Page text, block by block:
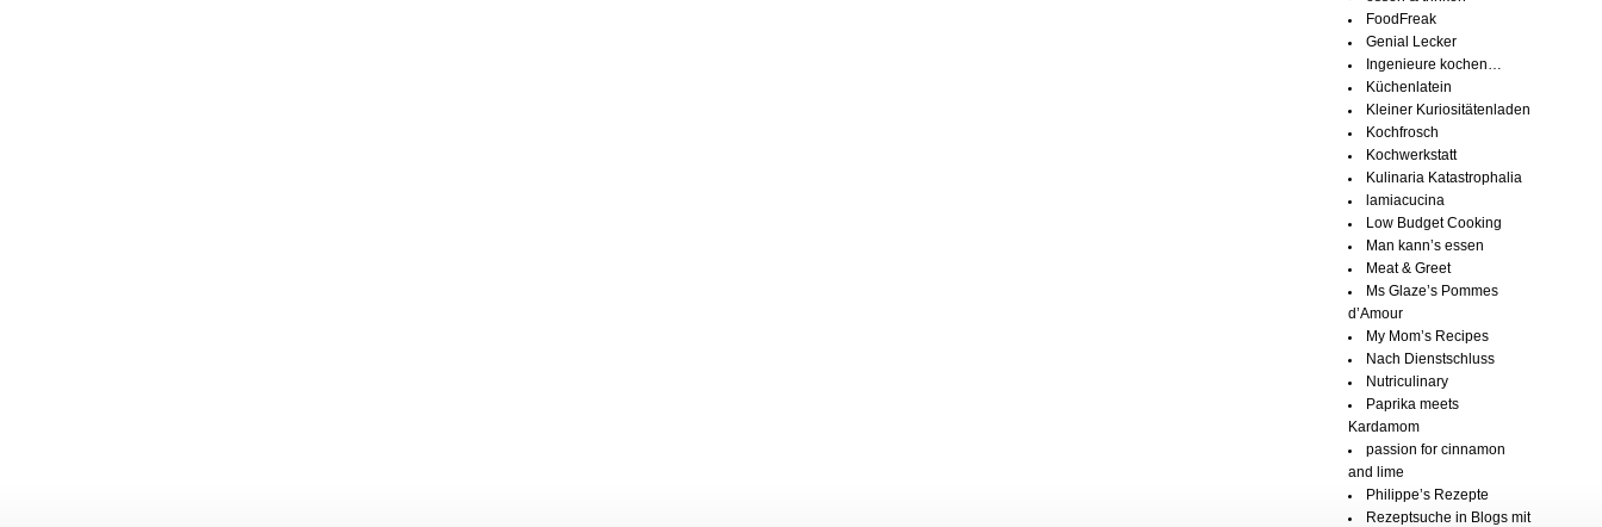
FoodFreak
Genial Lecker
Ingenieure kochen…
Küchenlatein
Kleiner Kuriositätenladen
Kochfrosch
Kochwerkstatt
Kulinaria Katastrophalia
lamiacucina
Low Budget Cooking
Man kann’s essen
Meat & Greet
Ms Glaze’s Pommes
d’Amour
My Mom’s Recipes
Nach Dienstschluss
Nutriculinary
Paprika meets
Kardamom
passion for cinnamon
and lime
Philippe’s Rezepte
Rezeptsuche in Blogs mit